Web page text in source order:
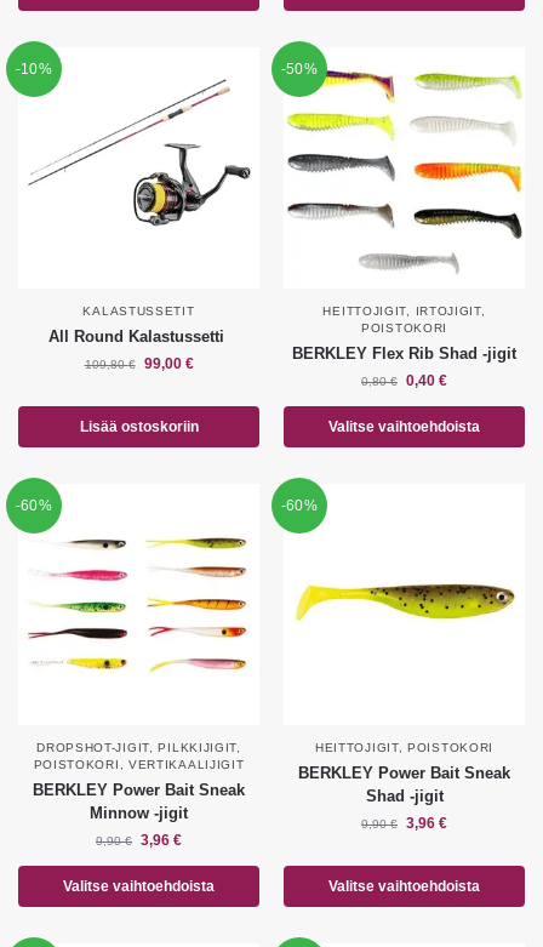
-10%
KALASTUSSETIT
All Round Kalastussetti
109,80€ 99,00 €
Lisää ostoskoriin
-50%
HEITTOJIGIT IRTOJIGIT,
POISTOKORI
BERKLEY Flex Rib Shad -jigit
0,80€ 0,40 €
Valitse vaihtoehdoista
-60%
DROPSHOT-JIGIT ,PILKKIJIGIT
POISTOKORI
VERTIKAALIJIGIT
BERKLEY Power Bait Sneak
Minnow -jigit
9,90€ 3,96 €
Valitse vaihtoehdoista
-60%
HEITTOJIGIT,POISTOKORI
BERKLEY Power Bait Sneak
Shad -jigit
9,90€ 3,96 €
Valitse vaihtoehdoista